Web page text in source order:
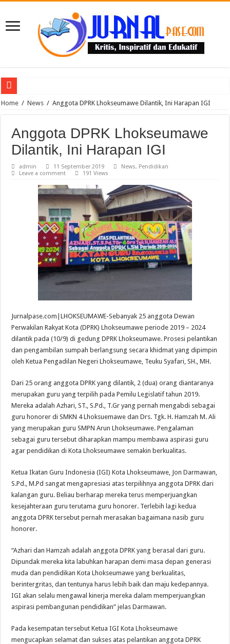
Puluhan Guru Berkumpul di TPN XIII Aceh Utara, Kacabdin Tekankan Cetak
Home / News / Anggota DPRK Lhokseumawe Dilantik, Ini Harapan IGI
Anggota DPRK Lhokseumawe
Dilantik, Ini Harapan IGI
admin 11 September 2019 News, Pendidikan
Leave a comment
191 Views
Jurnalpase.com|LHOKSEUMAWE-Sebanyak 25 anggota Dewan
Perwakilan Rakyat Kota (DPRK) Lhokseumawe periode 2019 – 2024
dilantik pada (10/9) di gedung DPRK Lhokseumawe. Prosesi pelantikan
dan pengambilan sumpah berlangsung secara khidmat yang dipimpin
oleh Ketua Pengadilan Negeri Lhokseumawe, Teuku Syafari, SH., MH.
Dari 25 orang anggota DPRK yang dilantik, 2 (dua) orang diantaranya
merupakan guru yang terpilih pada Pemilu Legislatif tahun 2019.
Mereka adalah Azhari, ST., S.Pd., T.Gr yang pernah mengabdi sebagai
guru honorer di SMKN 4 Lhoksuemawe dan Drs. Tgk. H. Hamzah M. Ali
yang merupakan guru SMPN Arun Lhokseumawe. Pengalaman
sebagai guru tersebut diharapkan mampu membawa aspirasi guru
agar pendidikan di Kota Lhokseumawe semakin berkualitas.
Ketua Ikatan Guru Indonesia (IGI) Kota Lhokseumawe, Jon Darmawan,
S.Pd., M.Pd sangat mengapresiasi atas terpilihnya anggota DPRK dari
kalangan guru. Beliau berharap mereka terus memperjuangkan
kesejahteraan guru terutama guru honorer. Terlebih lagi kedua
anggota DPRK tersebut pernah merasakan bagaimana nasib guru
honorer.
“Azhari dan Hamzah adalah anggota DPRK yang berasal dari guru.
Dipundak mereka kita labuhkan harapan demi masa depan generasi
muda dan pendidikan Kota Lhokseumawe yang berkualitas,
berintergritas, dan tentunya harus lebih baik dan maju kedepannya.
IGI akan selalu mengawal kinerja mereka dalam memperjuangkan
aspirasi pembangunan pendidikan” jelas Darmawan.
Pada kesempatan tersebut Ketua IGI Kota Lhokseumawe
mengucapkan selamat dan sukses atas pelantikan anggota DPRK